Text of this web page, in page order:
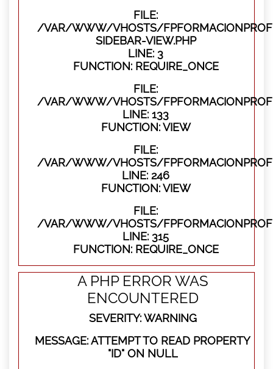
FILE:
/VAR/WWW/VHOSTS/
SIDEBAR-VIEW.PHP
LINE: 3
FUNCTION: REQUIRE_ONCE
FILE:
/VAR/WWW/VHOSTS/
LINE: 133
FUNCTION: VIEW
FILE:
/VAR/WWW/VHOSTS/
LINE: 246
FUNCTION: VIEW
FILE:
/VAR/WWW/VHOSTS/
LINE: 315
FUNCTION: REQUIRE_ONCE
A PHP ERROR WAS
ENCOUNTERED
SEVERITY: WARNING
MESSAGE: ATTEMPT TO READ PROPERTY
"ID" ON NULL